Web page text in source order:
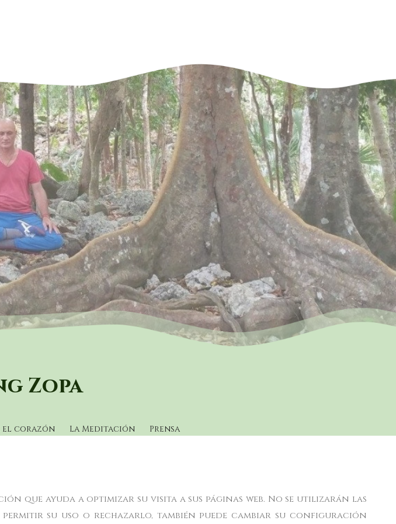
Zopa
el corazón La Meditación Prensa
cookies
que ayuda a optimizar su visita a sus páginas web. No se utilizarán las
su uso o rechazarlo, también puede cambiar su configuración